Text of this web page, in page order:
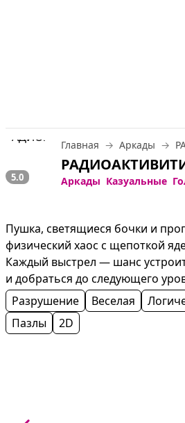
5.0
Главная Аркады
Аркады Казуальные
Пушка, светящиеся бочки и
физический хаос с щепоткой
Каждый выстрел — шанс
и добраться до следующего
Разрушение
Веселая
Пазлы
2D